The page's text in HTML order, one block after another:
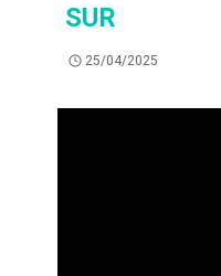
SUR
25/04/2025